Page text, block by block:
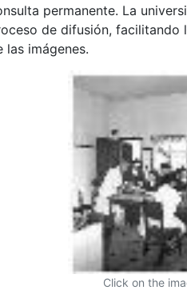
permanente. La
de difusión, facilitando
las imágenes.
Click on the